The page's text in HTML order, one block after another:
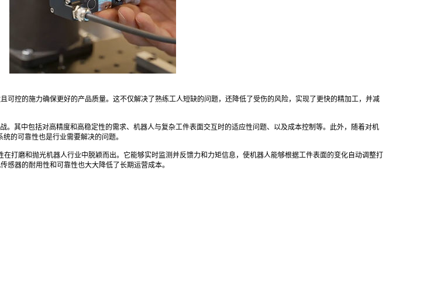
的施力确保更好的产品质量。这不仅解决了熟练工人短缺的问题，还降低了受伤的风险，实现了更快的精加工，并减
中包括对高精度和高稳定性的需求、机器人与复杂工件表面交互时的适应性问题、以及成本控制等。此外，随着对机
的可靠性也是行业需要解决的问题。
磨和抛光机器人行业中脱颖而出。它能够实时监测并反馈力和力矩信息，使机器人能够根据工件表面的变化自动调整打
感器的耐用性和可靠性也大大降低了长期运营成本。